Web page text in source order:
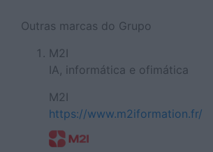
Outras marcas do Grupo
M2I
IA, informática e ofimática
M2I
https://www.m2iformation.fr/